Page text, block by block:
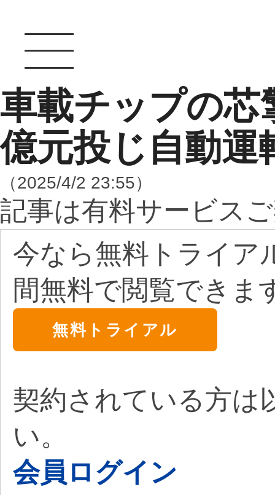
車載チップの芯
億元投じ自動運
（2025/4/2 23:55）
記事は有料サービス
今なら無料トライア
間無料で閲覧できま
無料トライアル
契約されている方は
い。
会員ログイン